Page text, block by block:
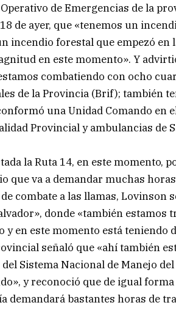
de Emergencias de la
de ayer, que «tenemos un
incendio forestal que empezó en
en este momento». Y
combatiendo con ocho
de la Provincia (Brif); también
una Unidad Comando en
Provincial y ambulancias de
la Ruta 14, en este momento,
que va a demandar muchas
combate a las llamas, Lovinson
donde «también estamos
en este momento está teniendo
señaló que «ahí también
Sistema Nacional de Manejo
y reconoció que de igual
demandará bastantes horas de